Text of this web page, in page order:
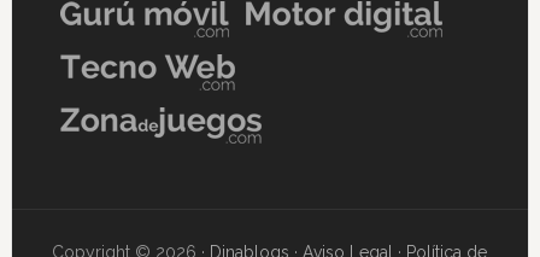
Copyright © 2026 · Dinablogs ·Aviso Legal · Política de